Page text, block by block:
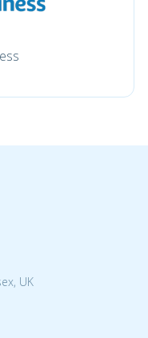
UK